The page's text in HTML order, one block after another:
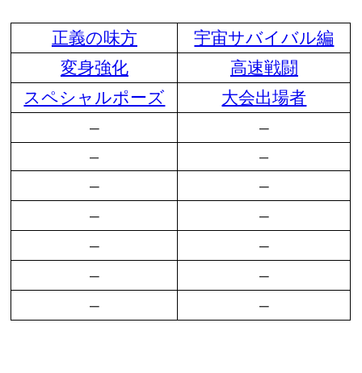
正義の味方
宇宙サバイバル編
変身強化
高速戦闘
スペシャルポーズ
大会出場者
–
–
– –
–
–
–
–
–
–
–
–
–
–